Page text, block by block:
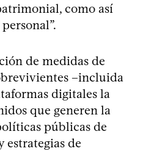
como así
de medidas de
–incluida
digitales la
que generen la
públicas de
estrategias de